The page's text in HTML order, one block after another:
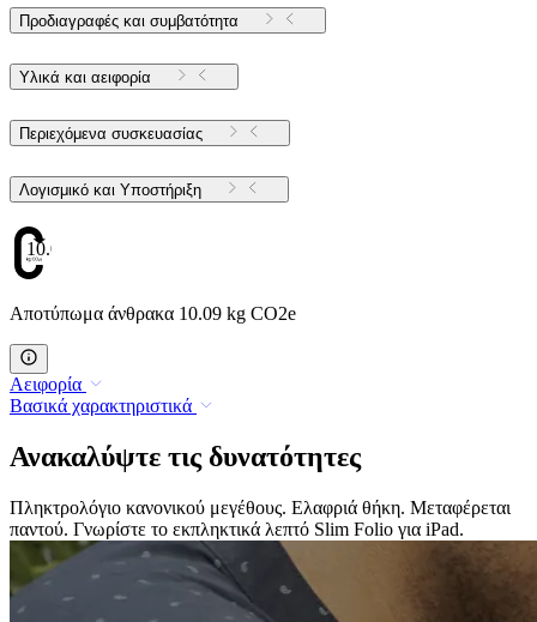
Προδιαγραφές και συμβατότητα
Υλικά και αειφορία
Περιεχόμενα συσκευασίας
Λογισμικό και Υποστήριξη
10.09
Αποτύπωμα άνθρακα 10.09 kg CO2e
Αειφορία
Βασικά χαρακτηριστικά
Ανακαλύψτε τις δυνατότητες
Πληκτρολόγιο κανονικού μεγέθους. Ελαφριά θήκη. Μεταφέρεται
παντού. Γνωρίστε το εκπληκτικά λεπτό Slim Folio για iPad.